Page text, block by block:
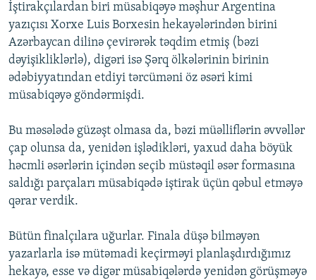
İştirakçılardan biri müsabiqəyə məşhur Argentina
yazıçısı Xorxe Luis Borxesin hekayələrindən birini
Azərbaycan dilinə çevirərək təqdim etmiş (bəzi
dəyişikliklərlə), digəri isə Şərq ölkələrinin birinin
ədəbiyyatından etdiyi tərcüməni öz əsəri kimi
müsabiqəyə göndərmişdi.
Bu məsələdə güzəşt olmasa da, bəzi müəlliflərin əvvəllər
çap olunsa da, yenidən işlədikləri, yaxud daha böyük
həcmli əsərlərin içindən seçib müstəqil əsər formasına
saldığı parçaları müsabiqədə iştirak üçün qəbul etməyə
qərar verdik.
Bütün finalçılara uğurlar. Finala düşə bilməyən
yazarlarla isə mütəmadi keçirməyi planlaşdırdığımız
hekayə, esse və digər müsabiqələrdə yenidən görüşməyə